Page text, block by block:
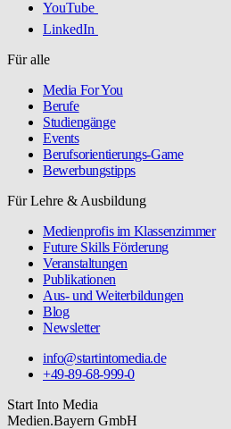
YouTube
LinkedIn
Für alle
Media For You
Berufe
Studiengänge
Events
Berufsorientierungs-Game
Bewerbungstipps
Für Lehre & Ausbildung
Medienprofis im Klassenzimmer
Future Skills Förderung
Veranstaltungen
Publikationen
Aus- und Weiterbildungen
Blog
Newsletter
info@startintomedia.de
+49-89-68-999-0
Start Into Media
Medien.Bayern GmbH